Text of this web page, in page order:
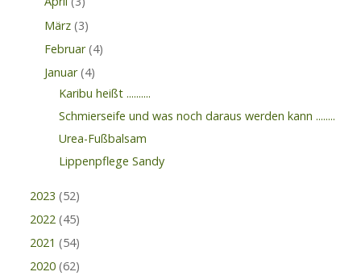
März (3)
Februar (4)
Januar (4)
Karibu heißt ..........
Schmierseife und was noch daraus werden kann ........
Urea-Fußbalsam
Lippenpflege Sandy
2023 (52)
2022 (45)
2021 (54)
2020 (62)